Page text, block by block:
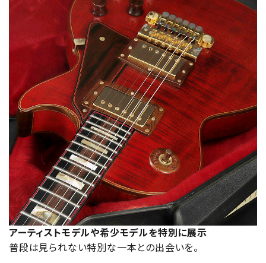
アーティストモデルや希少モデルを特別に展示
普段は見られない特別な一本との出会いを。